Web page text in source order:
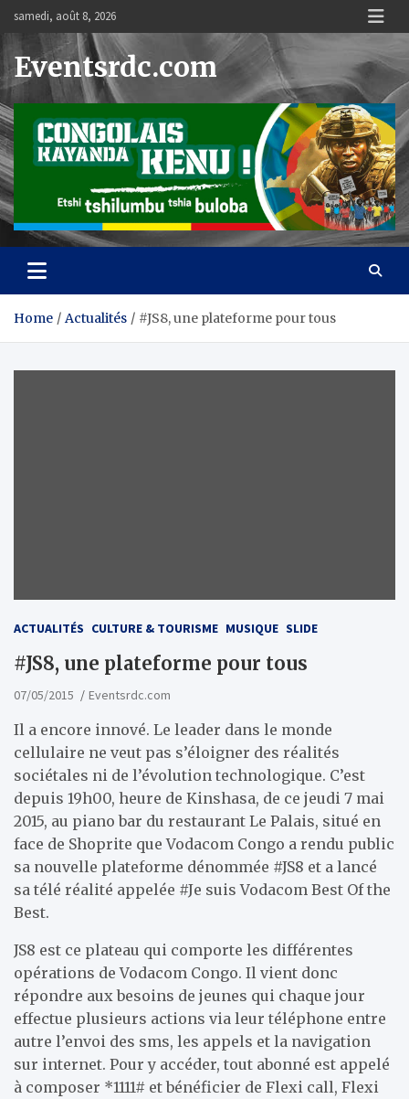
content
samedi, août 8, 2026
Eventsrdc.com
Home Actualités #JS8, une plateforme pour tous
ACTUALITÉS CULTURE & TOURISME MUSIQUE SLIDE
#JS8, une plateforme pour tous
07/05/2015 Eventsrdc.com
Il a encore innové. Le leader dans le monde
cellulaire ne veut pas s’éloigner des réalités
sociétales ni de l’évolution technologique. C’est
depuis 19h00, heure de Kinshasa, de ce jeudi 7 mai
2015, au piano bar du restaurant Le Palais, situé en
face de Shoprite que Vodacom Congo a rendu public
sa nouvelle plateforme dénommée #JS8 et a lancé
sa télé réalité appelée #Je suis Vodacom Best Of the
Best.
JS8 est ce plateau qui comporte les différentes
opérations de Vodacom Congo. Il vient donc
répondre aux besoins de jeunes qui chaque jour
effectue plusieurs actions via leur téléphone entre
autre l’envoi des sms, les appels et la navigation
sur internet. Pour y accéder, tout abonné est appelé
à composer *1111# et bénéficier de Flexi call, Flexi